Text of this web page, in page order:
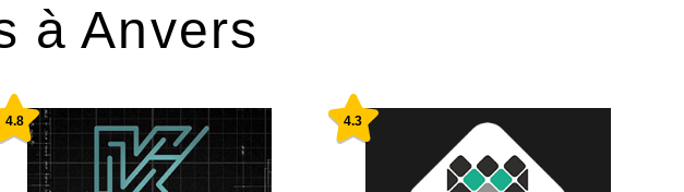
à Anvers
4.8 4.3